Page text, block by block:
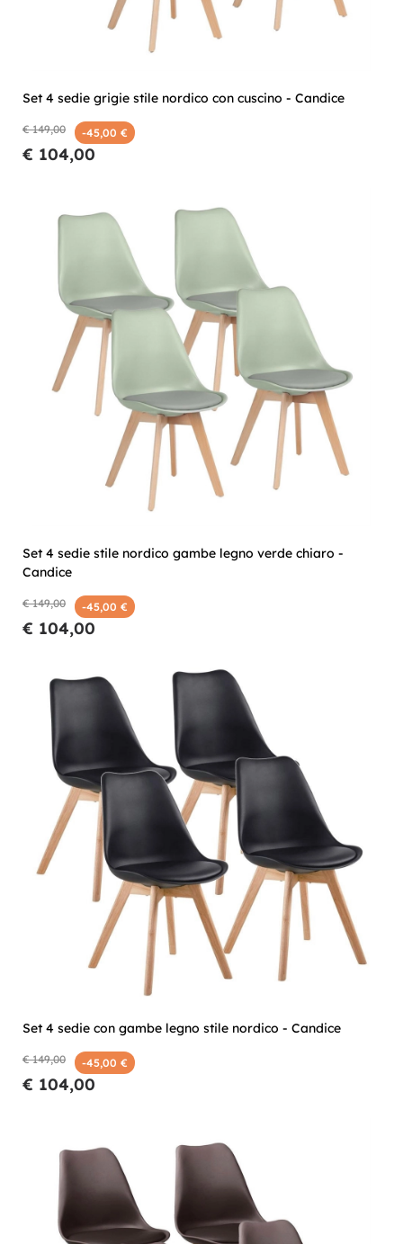
Set 4 sedie grigie stile nordico con cuscino - Candice
€ 149,00 -45,00 €
€ 104,00
Set 4 sedie stile nordico gambe legno verde chiaro -
Candice
€ 149,00 -45,00 €
€ 104,00
Set 4 sedie con gambe legno stile nordico - Candice
€ 149,00 -45,00 €
€ 104,00